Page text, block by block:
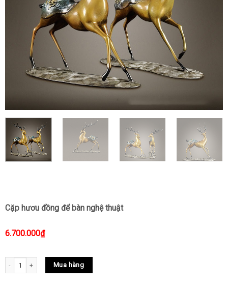
Cặp hươu đồng để bàn nghệ thuật
6.700.000₫
Cặp hươu đồng để bàn nghệ thuật quantity
Mua hàng